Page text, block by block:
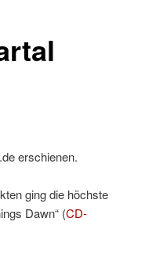
erschienen.
ging die höchste
Dawn“ (CD-